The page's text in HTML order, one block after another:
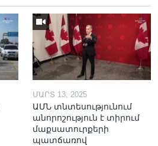
ՄԱՐՏ 13, 2025
ԱՄՆ տնտեսությունում
անորոշություն է տիրում
մաքսատուրքերի
պատճառով